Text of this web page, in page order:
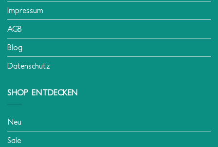
Impressum
AGB
Blog
Datenschutz
SHOP ENTDECKEN
Neu
Sale